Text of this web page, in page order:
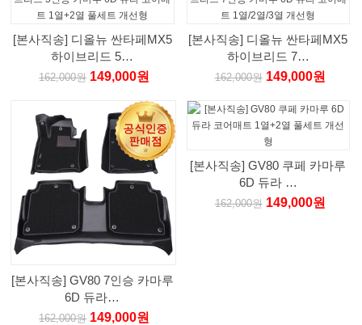
[본사직송] 디올뉴 싼타페MX5
하이브리드 5…
162,000원 149,000원
[본사직송] 디올뉴 싼타페MX5
하이브리드 7…
162,000원149,000원
[본사직송] GV80 7인승 카마루
6D 듀라…
162,000원 149,000원
[본사직송] GV80 쿠페 카마루
6D 듀라 …
162,000원149,000원